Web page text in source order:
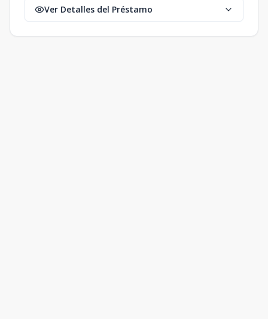
Ver Detalles del Préstamo